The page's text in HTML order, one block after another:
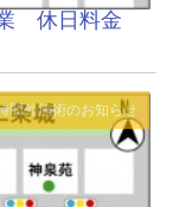
休日料金
間外施術のお知らせ